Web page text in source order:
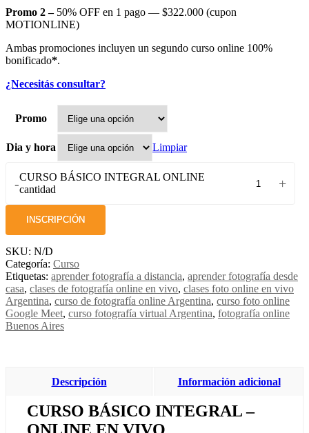
Promo 2 – 50% OFF en 1 pago — $322.000 (cupon
MOTIONLINE)
Ambas promociones incluyen un segundo curso online 100%
bonificado*.
¿Necesitás consultar?
Promo
Dia y hora Limpiar
-CURSO BÁSICO INTEGRAL ONLINE
cantidad
+
INSCRIPCIÓN
SKU: N/D
Categoría: Curso
Etiquetas: aprender fotografía a distancia, aprender fotografía desde
casa, clases de fotografía online en vivo, clases foto online en vivo
Argentina, curso de fotografía online Argentina, curso foto online
Google Meet, curso fotografía virtual Argentina, fotografía online
Buenos Aires
Descripción Información adicional
CURSO BÁSICO INTEGRAL –